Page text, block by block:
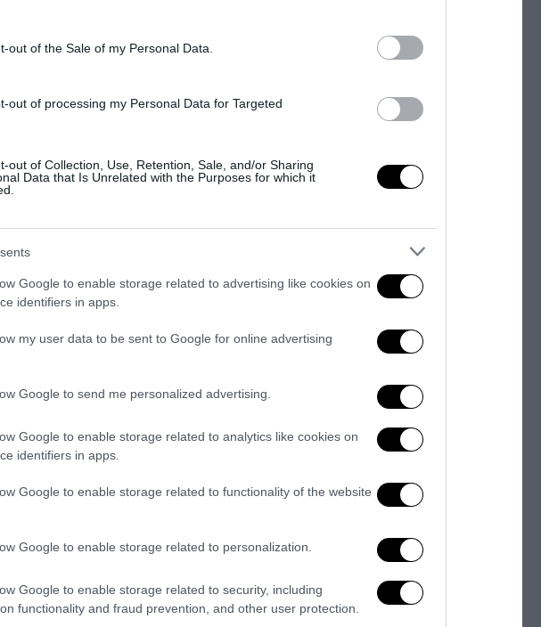
out of the Sale of my Personal Data.
out of processing my Personal Data for Targeted
out of Collection, Use, Retention, Sale, and/or Sharing
Data that Is Unrelated with the Purposes for which it
Google to enable storage related to advertising like cookies on
identifiers in apps.
my user data to be sent to Google for online advertising
Google to send me personalized advertising.
Google to enable storage related to analytics like cookies on
identifiers in apps.
Google to enable storage related to functionality of the website
Google to enable storage related to personalization.
Google to enable storage related to security, including
functionality and fraud prevention, and other user protection.
ancora: il sacrificio di
curde anti-Isis
next post
Madrid, altri due casi sospetti di Ebola
colpisce il
Thomas ucciso perché bianco:
silenzio
Mamdami has a dream:
23 Luglio 2026